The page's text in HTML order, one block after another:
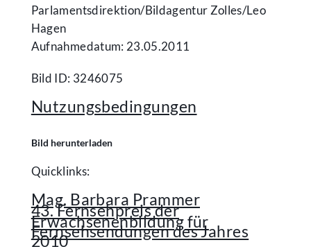
Parlamentsdirektion/​Bildagentur Zolles/​Leo
Hagen
Aufnahmedatum: 23.05.2011
Bild ID: 3246075
Nutzungsbedingungen
Bild herunterladen
Quicklinks:
Mag. Barbara Prammer
43. Fernsehpreis der
Erwachsenenbildung für
Fernsehsendungen des Jahres
2010